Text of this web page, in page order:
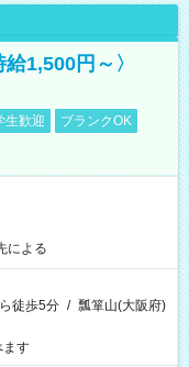
1,500円～〉
生歓迎
ブランクOK
による
徒歩5分 / 瓢箪山(大阪府)
す